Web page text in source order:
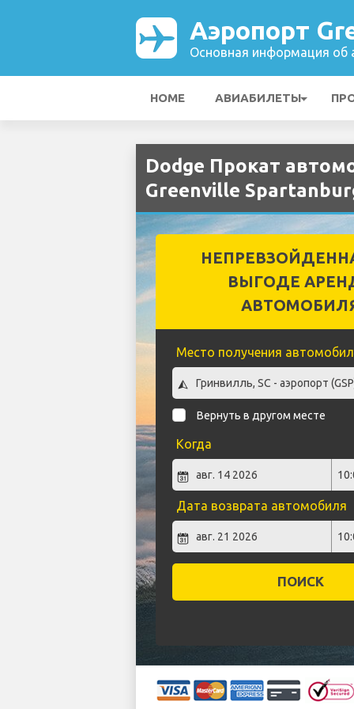
Аэропорт
Основная информация об
HOME АВИАБИЛЕТЫ
Dodge Прокат
Greenville
ВЫГОДЕ
Место получения
Вернуть в другом месте
Когда
Дата возврата автомобиля
ПОИСК